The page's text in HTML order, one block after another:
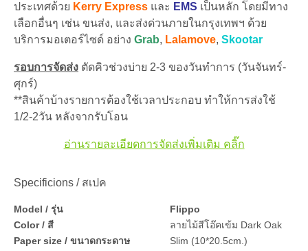
ประเทศด้วย Kerry Express และ EMS เป็นหลัก โดยมีทาง
เลือกอื่นๆ เช่น ขนส่ง, และส่งด่วนภายในกรุงเทพฯ ด้วย
บริการมอเตอร์ไซด์ อย่าง Grab, Lalamove, Skootar
รอบการจัดส่ง ตัดคิวช่วงบ่าย 2-3 ของวันทำการ (วันจันทร์-
ศุกร์)
**สินค้าบ้างรายการต้องใช้เวลาประกอบ ทำให้การส่งใช้
1/2-2วัน หลังจากรับโอน
อ่านรายละเอียดการจัดส่งเพิ่มเติม คลิ๊ก
Specificions / สเปค
Model / รุ่น
Flippo
Color / สี
ลายไม้สีโอ๊คเข้ม Dark Oak
Paper size / ขนาดกระดาษ
Slim (10*20.5cm.)